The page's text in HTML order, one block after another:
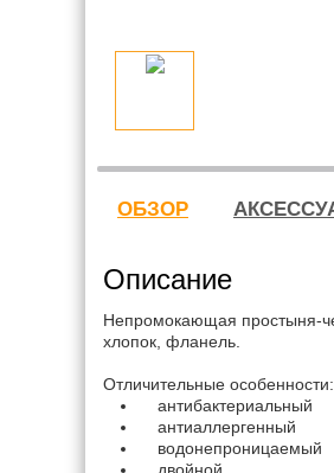
ОБЗОР
Описание
Непромокающая простыня-
хлопок, фланель.
Отличительные особенности:
антибактериальный
антиаллергенный
водонепроницаемый